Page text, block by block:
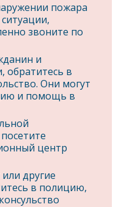
пожара
звоните по
и
обратитесь в
Они могут
и помощь в
центр
другие
в полицию,